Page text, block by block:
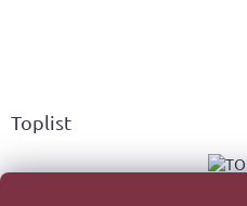
Toplist